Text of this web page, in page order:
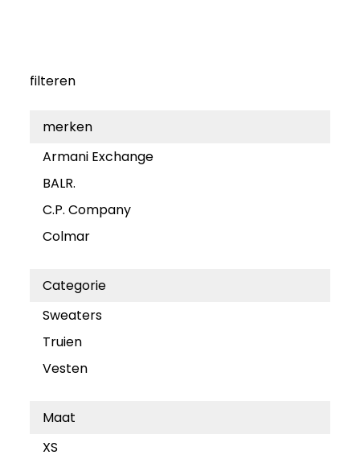
filteren
merken
Armani Exchange
BALR.
C.P. Company
Colmar
Categorie
Sweaters
Truien
Vesten
Maat
XS